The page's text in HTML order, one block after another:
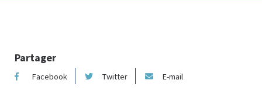
Partager
Facebook Twitter E-mail